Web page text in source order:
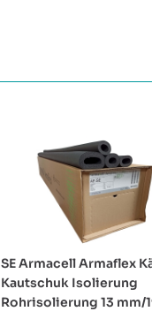
SE Armacell Armaflex
Kautschuk Isolierung
Rohrisolierung 13 mm/